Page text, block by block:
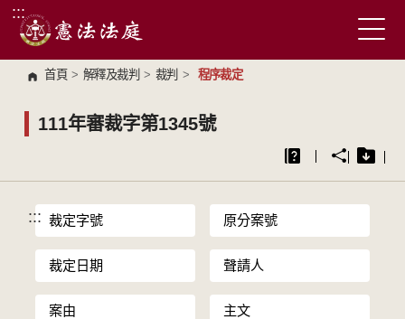
跳到主要內容區塊
:::
首頁 > 解釋及裁判 > 裁判 > 程序裁定
111年審裁字第1345號
::: 裁定字號 原分案號
裁定日期 聲請人
案由 主文